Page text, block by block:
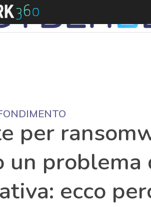
per
un
ecco